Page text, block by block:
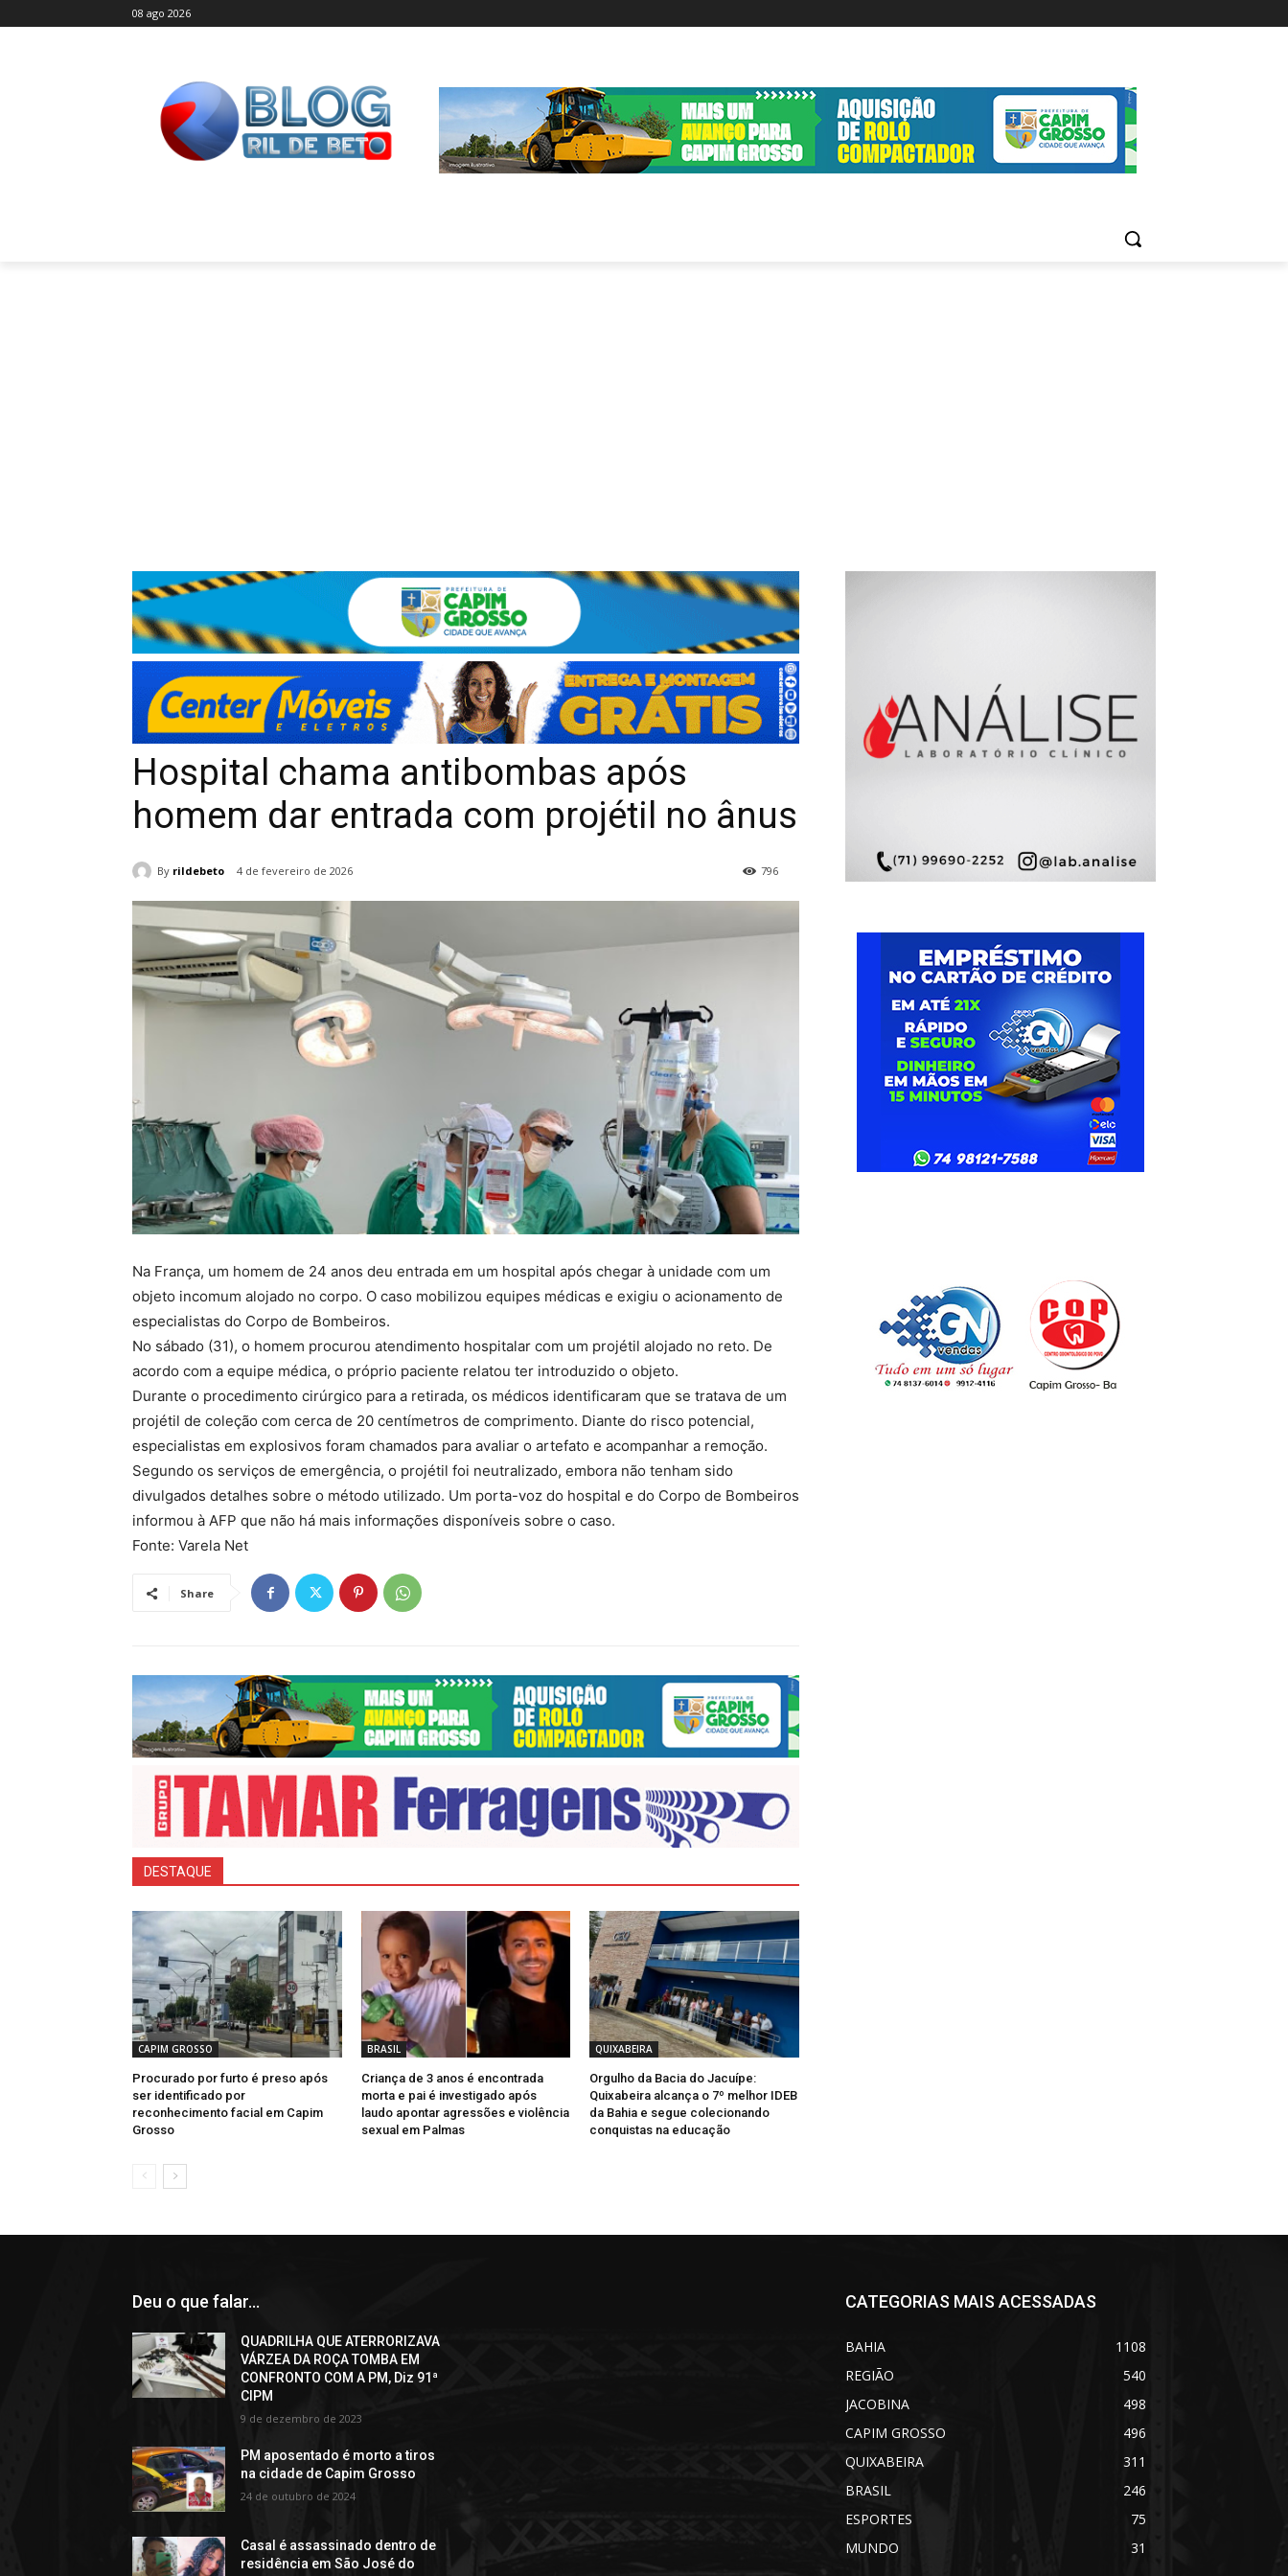
08 ago 2026
Hospital chama antibombas após
homem dar entrada com projétil no ânus
By rildebeto 4 de fevereiro de 2026 796
Na França, um homem de 24 anos deu entrada em um hospital após chegar à unidade com um
objeto incomum alojado no corpo. O caso mobilizou equipes médicas e exigiu o acionamento de
especialistas do Corpo de Bombeiros.
No sábado (31), o homem procurou atendimento hospitalar com um projétil alojado no reto. De
acordo com a equipe médica, o próprio paciente relatou ter introduzido o objeto.
Durante o procedimento cirúrgico para a retirada, os médicos identificaram que se tratava de um
projétil de coleção com cerca de 20 centímetros de comprimento. Diante do risco potencial,
especialistas em explosivos foram chamados para avaliar o artefato e acompanhar a remoção.
Segundo os serviços de emergência, o projétil foi neutralizado, embora não tenham sido
divulgados detalhes sobre o método utilizado. Um porta-voz do hospital e do Corpo de Bombeiros
informou à AFP que não há mais informações disponíveis sobre o caso.
Fonte: Varela Net
Share
DESTAQUE
CAPIM GROSSO
Procurado por furto é preso após
ser identificado por
reconhecimento facial em Capim
Grosso
BRASIL
Criança de 3 anos é encontrada
morta e pai é investigado após
laudo apontar agressões e violência
sexual em Palmas
QUIXABEIRA
Orgulho da Bacia do Jacuípe:
Quixabeira alcança o 7º melhor IDEB
da Bahia e segue colecionando
conquistas na educação
Deu o que falar...
QUADRILHA QUE ATERRORIZAVA
VÁRZEA DA ROÇA TOMBA EM
CONFRONTO COM A PM, Diz 91ª
CIPM
9 de dezembro de 2023
PM aposentado é morto a tiros
na cidade de Capim Grosso
24 de outubro de 2024
Casal é assassinado dentro de
residência em São José do
CATEGORIAS MAIS ACESSADAS
BAHIA
1108
REGIÃO
540
JACOBINA
498
CAPIM GROSSO
496
QUIXABEIRA
311
BRASIL
246
ESPORTES
75
MUNDO
31